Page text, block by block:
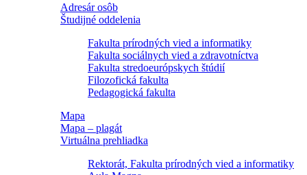
Adresár osôb
Študijné oddelenia
Fakulta prírodných vied a informatiky
Fakulta sociálnych vied a zdravotníctva
Fakulta stredoeurópskych štúdií
Filozofická fakulta
Pedagogická fakulta
Mapa
Mapa – plagát
Virtuálna prehliadka
Rektorát, Fakulta prírodných vied a informatiky